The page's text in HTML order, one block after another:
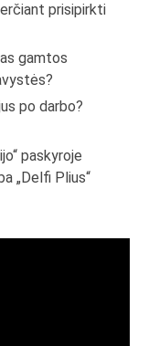
prisipirkti
gamtos
po darbo?
paskyroje
„Delfi Plius“